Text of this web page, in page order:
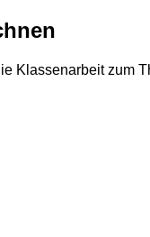
Klassenarbeit zum